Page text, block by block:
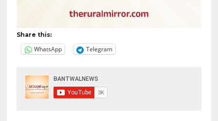
Share this:
WhatsApp Telegram